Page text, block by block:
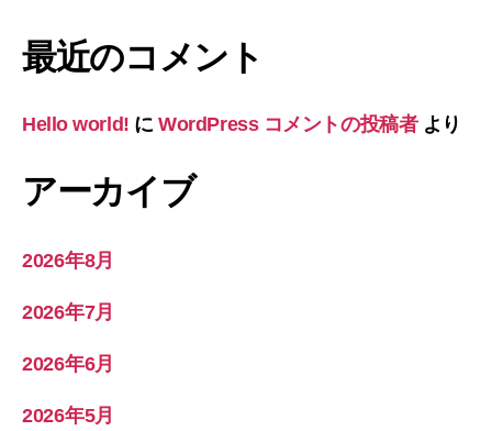
最近のコメント
Hello world! にWordPress コメントの投稿者より
アーカイブ
2026年8月
2026年7月
2026年6月
2026年5月